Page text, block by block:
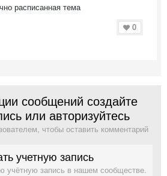
расписанная тема
0
сообщений создайте
или авторизуйтесь
чтобы оставить комментарий
учетную запись
учётную запись в нашем сообществе.